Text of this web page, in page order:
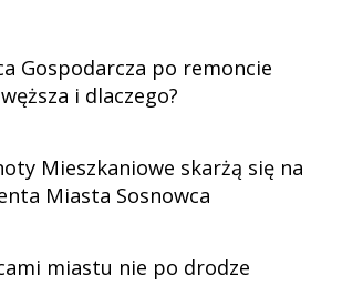
Gospodarcza po remoncie
i dlaczego?
Mieszkaniowe skarżą się na
Miasta Sosnowca
miastu nie po drodze